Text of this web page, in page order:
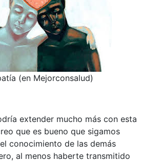
(en Mejorconsalud)
extender mucho más con esta
que es bueno que sigamos
conocimiento de las demás
al menos haberte transmitido